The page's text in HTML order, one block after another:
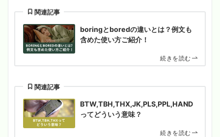
関連記事
boringとboredの違いとは？例文も
含めた使い方ご紹介！
続きを読む
関連記事
BTW,TBH,THX,JK,PLS,PPL,HAND
ってどういう意味？
続きを読む